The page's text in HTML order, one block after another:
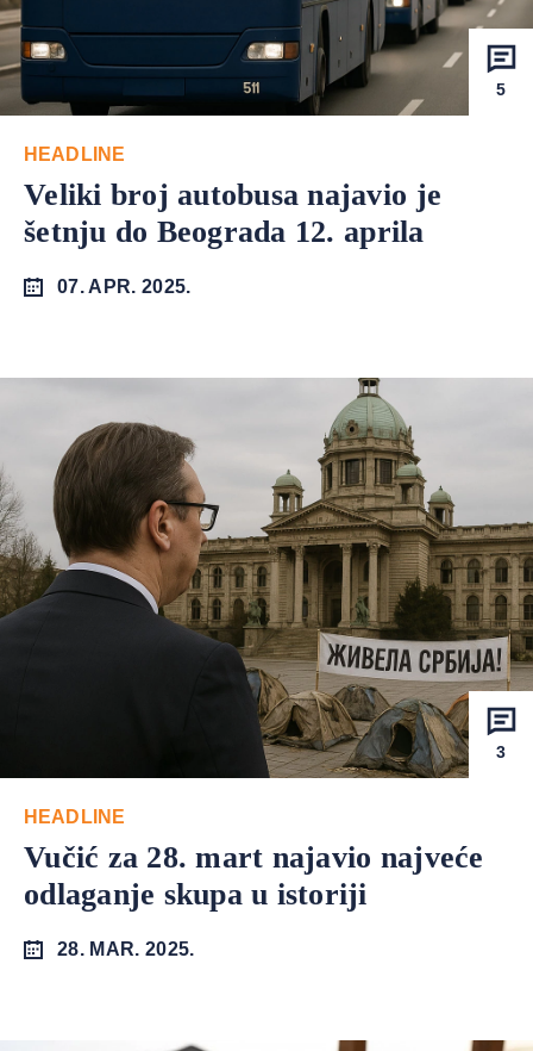
5
HEADLINE
Veliki broj autobusa najavio je
šetnju do Beograda 12. aprila
07. APR. 2025.
3
HEADLINE
Vučić za 28. mart najavio najveće
odlaganje skupa u istoriji
28. MAR. 2025.